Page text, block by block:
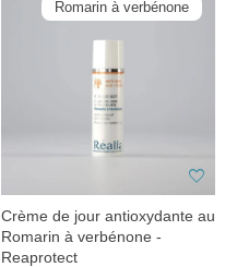
Romarin à verbénone
favorite
Crème de jour antioxydante au
Romarin à verbénone -
Reaprotect